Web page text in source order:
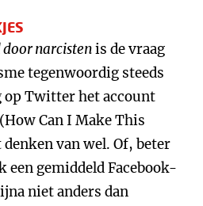
narcistenis de vraag
tegenwoordig steeds
op Twitter het account
Can I Make This
van wel. Of, beter
een gemiddeld Facebook-
niet anders dan